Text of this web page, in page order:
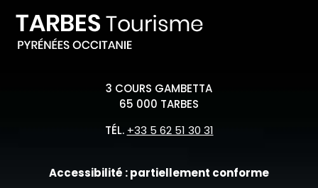
3 COURS GAMBETTA
65 000 TARBES
TÉL. +33 5 62 51 30 31
Accessibilité : partiellement conforme